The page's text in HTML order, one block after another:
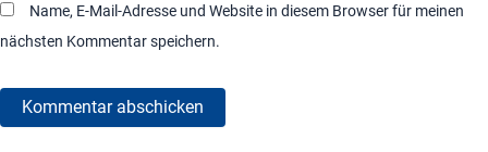
Name, E-Mail-Adresse und Website in diesem Browser für meinen
nächsten Kommentar speichern.